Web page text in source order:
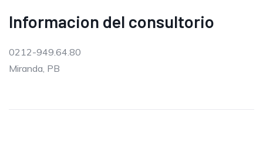
Informacion del consultorio
0212-949.64.80
Miranda, PB